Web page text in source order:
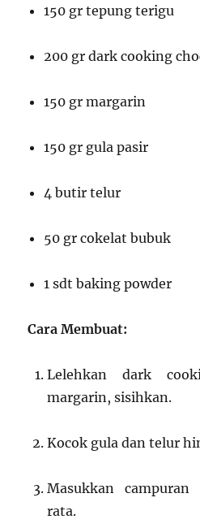
150 gr tepung terigu
200 gr dark cooking
150 gr margarin
150 gr gula pasir
4 butir telur
50 gr cokelat bubuk
1 sdt baking powder
Cara Membuat:
Lelehkan dark
margarin, sisihkan.
Kocok gula dan telur
Masukkan
rata.